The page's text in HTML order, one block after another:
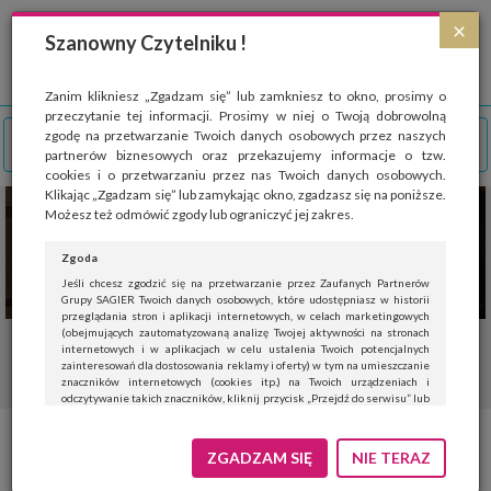
×
Szanowny Czytelniku !
Zanim klikniesz „Zgadzam się” lub zamkniesz to okno, prosimy o
przeczytanie tej informacji. Prosimy w niej o Twoją dobrowolną
zgodę na przetwarzanie Twoich danych osobowych przez naszych
partnerów biznesowych oraz przekazujemy informacje o tzw.
cookies i o przetwarzaniu przez nas Twoich danych osobowych.
Klikając „Zgadzam się” lub zamykając okno, zgadzasz się na poniższe.
Możesz też odmówić zgody lub ograniczyć jej zakres.
Zgoda
Jeśli chcesz zgodzić się na przetwarzanie przez Zaufanych Partnerów
Grupy SAGIER Twoich danych osobowych, które udostępniasz w historii
przeglądania stron i aplikacji internetowych, w celach marketingowych
(obejmujących zautomatyzowaną analizę Twojej aktywności na stronach
internetowych i w aplikacjach w celu ustalenia Twoich potencjalnych
zainteresowań dla dostosowania reklamy i oferty) w tym na umieszczanie
znaczników internetowych (cookies itp.) na Twoich urządzeniach i
odczytywanie takich znaczników, kliknij przycisk „Przejdź do serwisu” lub
Jeśli nie chcesz wyrazić zgody, kliknij „Nie teraz”.
Wyrażenie zgody jest dobrowolne. Możesz edytować zakres zgody, w tym
ZGADZAM SIĘ NIE TERAZ
Strona wykorzystuje pliki cookies, które służą głównie do celów statystycznych.
Wyrażając zgodę na używanie 'cookies', zezwalasz na zapisanie ich w pamięci
przeglądarki. Przejdź do
polityki cookies